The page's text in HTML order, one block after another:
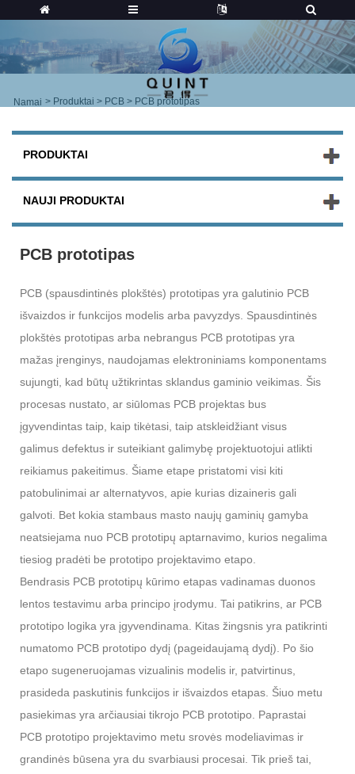
Namai > Produktai > PCB > PCB prototipas
PRODUKTAI
NAUJI PRODUKTAI
PCB prototipas
PCB (spausdintinės plokštės) prototipas yra galutinio PCB
išvaizdos ir funkcijos modelis arba pavyzdys. Spausdintinės
plokštės prototipas arba nebrangus PCB prototipas yra
mažas įrenginys, naudojamas elektroniniams komponentams
sujungti, kad būtų užtikrintas sklandus gaminio veikimas. Šis
procesas nustato, ar siūlomas PCB projektas bus
įgyvendintas taip, kaip tikėtasi, taip atskleidžiant visus
galimus defektus ir suteikiant galimybę projektuotojui atlikti
reikiamus pakeitimus. Šiame etape pristatomi visi kiti
patobulinimai ar alternatyvos, apie kurias dizaineris gali
galvoti. Bet kokia stambaus masto naujų gaminių gamyba
neatsiejama nuo PCB prototipų aptarnavimo, kurios negalima
tiesiog pradėti be prototipo projektavimo etapo.
Bendrasis PCB prototipų kūrimo etapas vadinamas duonos
lentos testavimu arba principo įrodymu. Tai patikrins, ar PCB
prototipo logika yra įgyvendinama. Kitas žingsnis yra patikrinti
numatomo PCB prototipo dydį (pageidaujamą dydį). Po šio
etapo sugeneruojamas vizualinis modelis ir, patvirtinus,
prasideda paskutinis funkcijos ir išvaizdos etapas. Šiuo metu
pasiekimas yra arčiausiai tikrojo PCB prototipo. Paprastai
PCB prototipo projektavimo metu srovės modeliavimas ir
grandinės būsena yra du svarbiausi procesai. Tik prieš tai,